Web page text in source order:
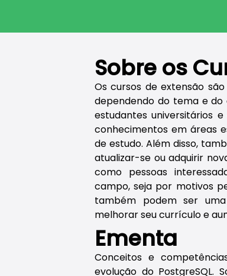
Sobre os
Os cursos de extensão
dependendo do tema e do
estudantes universitários
conhecimentos em áreas
de estudo. Além disso,
atualizar-se ou adquirir
como pessoas
campo, seja por motivos
também podem ser
melhorar seu currículo e
Ementa
Conceitos e
evolução do PostgreSQL.